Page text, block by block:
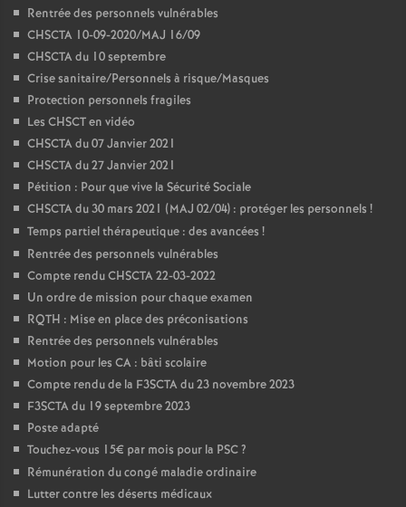
Rentrée des personnels vulnérables
CHSCTA 10-09-2020/MAJ 16/09
CHSCTA du 10 septembre
Crise sanitaire/Personnels à risque/Masques
Protection personnels fragiles
Les CHSCT en vidéo
CHSCTA du 07 Janvier 2021
CHSCTA du 27 Janvier 2021
Pétition : Pour que vive la Sécurité Sociale
CHSCTA du 30 mars 2021 (MAJ 02/04) : protéger les personnels !
Temps partiel thérapeutique : des avancées !
Rentrée des personnels vulnérables
Compte rendu CHSCTA 22-03-2022
Un ordre de mission pour chaque examen
RQTH : Mise en place des préconisations
Rentrée des personnels vulnérables
Motion pour les CA : bâti scolaire
Compte rendu de la F3SCTA du 23 novembre 2023
F3SCTA du 19 septembre 2023
Poste adapté
Touchez-vous 15€ par mois pour la PSC?
Rémunération du congé maladie ordinaire
Lutter contre les déserts médicaux